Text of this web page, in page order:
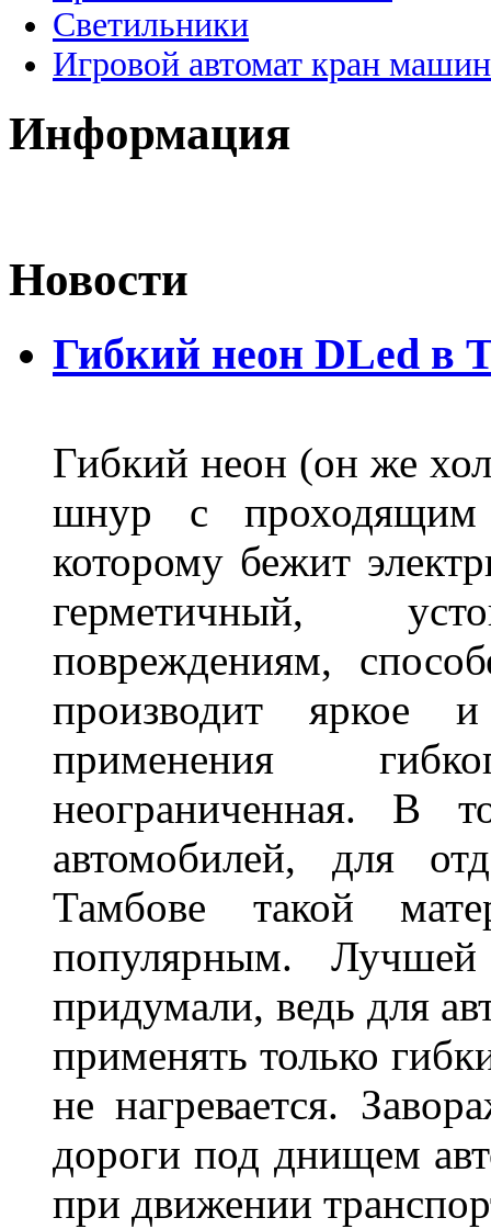
Светильники
Игровой автомат кран
Информация
Новости
Гибкий неон DLed в
Гибкий неон (он же
шнур с
которому бежит
герметичный,
повреждениям,
производит яркое
применения
неограниченная.
автомобилей, для
Тамбове такой
популярным.
придумали, ведь для
применять только
не нагревается.
дороги под днищем
при движении